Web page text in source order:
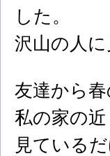
した。
沢山の人
友達から
私の家の
見ている